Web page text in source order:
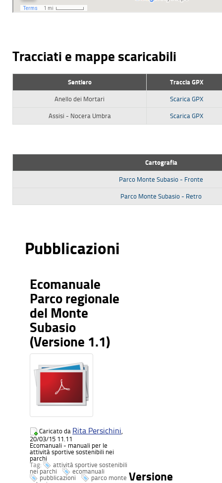
Tracciati e mappe scaricabili
Sentiero Traccia GPX
Anello dei Mortari Scarica GPX
Assisi - Nocera Umbra Scarica GPX
Cartografia
Parco Monte Subasio - Fronte
Parco Monte Subasio - Retro
Pubblicazioni
Ecomanuale
Parco regionale
del Monte
Subasio
(Versione 1.1)
Caricato da Rita Persichini
20/03/15 11.11
Ecomanuali - manuali per le
attività sportive sostenibili nei
parchi
Tag:
attività sportive sostenibili
nei parchi
ecomanuali
pubblicazioni
parco monte Versione